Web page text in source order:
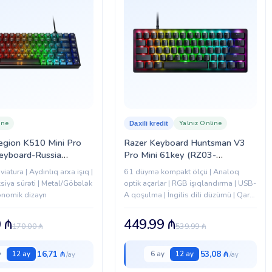
K510 Mini Pro
Russia
| Aydınlıq arxa işıq |
sürəti | Metal/Göbələk
dizayn
170.00₼
₼
12 ay 16,71 ₼
Razer Keyboard Huntsman V3
Pro Mini 61key (RZ03-
04990100-R3M1)
Daxili kredit Yalnız Online
61 düymə kompakt ölçü | Analoq
optik açarlar | RGB işıqlandırma | USB-
A qoşulma | İngilis dili düzümü | Qara
539.99₼
449.99 ₼
6 ay 12 ay 53,08 ₼